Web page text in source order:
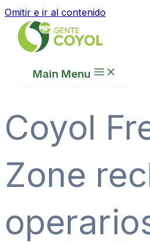
Omitir e ir al contenido
Main Menu
Coyol
Zone